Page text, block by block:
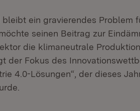
ein gravierendes Problem
seinen Beitrag zur
die klimaneutrale
der Fokus des
4.0-Lösungen“, der dieses